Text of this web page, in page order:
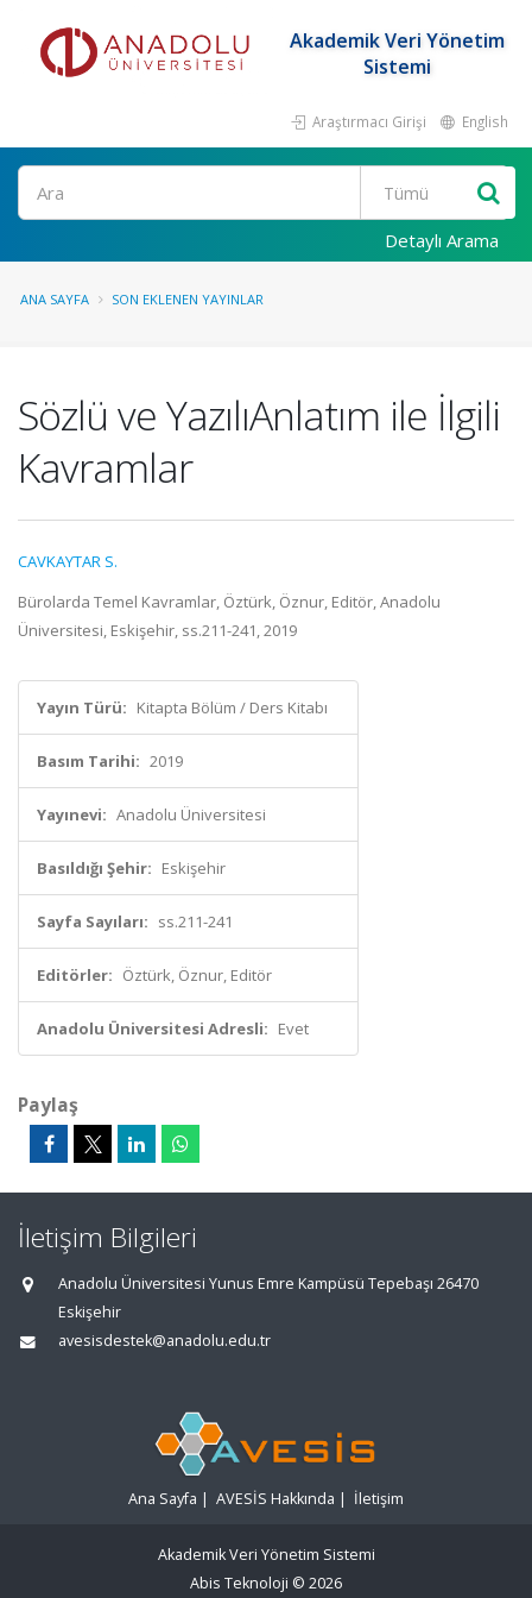
Akademik Veri Yönetim
Sistemi
Araştırmacı Girişi English
Ara
Detaylı Arama
ANA SAYFA SON EKLENEN YAYINLAR
Sözlü ve YazılıAnlatım ile İlgili
Kavramlar
CAVKAYTAR S.
Bürolarda Temel Kavramlar, Öztürk, Öznur, Editör, Anadolu
Üniversitesi, Eskişehir, ss.211-241, 2019
Yayın Türü: Kitapta Bölüm / Ders Kitabı
Basım Tarihi: 2019
Yayınevi: Anadolu Üniversitesi
Basıldığı Şehir: Eskişehir
Sayfa Sayıları: ss.211-241
Editörler: Öztürk, Öznur, Editör
Anadolu Üniversitesi Adresli: Evet
Paylaş
İletişim Bilgileri
Anadolu Üniversitesi Yunus Emre Kampüsü Tepebaşı 26470
Eskişehir
avesisdestek@anadolu.edu.tr
Ana Sayfa | AVESİS Hakkında | İletişim
Akademik Veri Yönetim Sistemi
Abis Teknoloji © 2026